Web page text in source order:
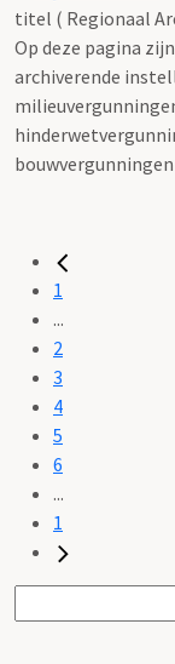
titel ( Regionaal
Op deze pagina
archiverende
1
...
2
3
4
5
6
...
1